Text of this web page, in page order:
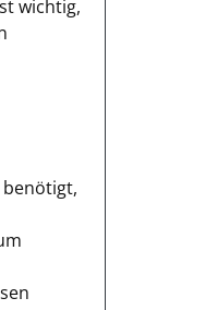
wichtig,